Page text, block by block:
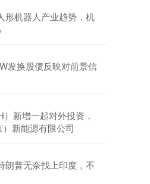
形机器人产业趋势，机
发换股债反映对前景信
新增一起对外投资，
新能源有限公司
朗普无奈找上印度，不